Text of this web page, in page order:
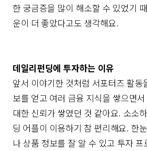
한 궁금증을 많이 해소할 수 있었기
운이 더 좋았다고도 생각해요.
데일리펀딩에 투자하는 이유
앞서 이야기한 것처럼 서포터즈 활동
보를 얻고 여러 금융 지식을 쌓으면
대한 신뢰가 쌓였던 것 같아요. 소소
딩 어플이 이용하기 참 편리해요. 한
나 상품 정보를 잘 알 수 있고 투자